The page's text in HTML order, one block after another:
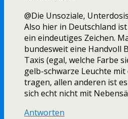
@Die Unsoziale,
Also hier in Deutschland
ein eindeutiges Zeichen.
bundesweit eine Handvoll
Taxis (egal, welche Farbe
gelb-schwarze Leuchte
tragen, allen anderen ist
sich echt nicht mit
Antworten